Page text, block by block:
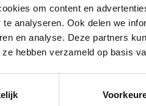
om content en
te analyseren. Ook delen we
en analyse. Deze partners
hebben verzameld op basis
dit noodzakelijk is voor de
en partners getoond, inclusief